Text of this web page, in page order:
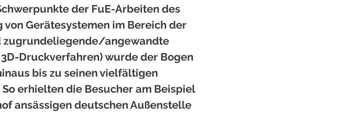
der FuE-Arbeiten des
von Gerätesystemen im Bereich der
zugrundeliegende/angewandte
Druckverfahren) wurde der Bogen
bis zu seinen vielfältigen
erhielten die Besucher am Beispiel
ansässigen deutschen Außenstelle